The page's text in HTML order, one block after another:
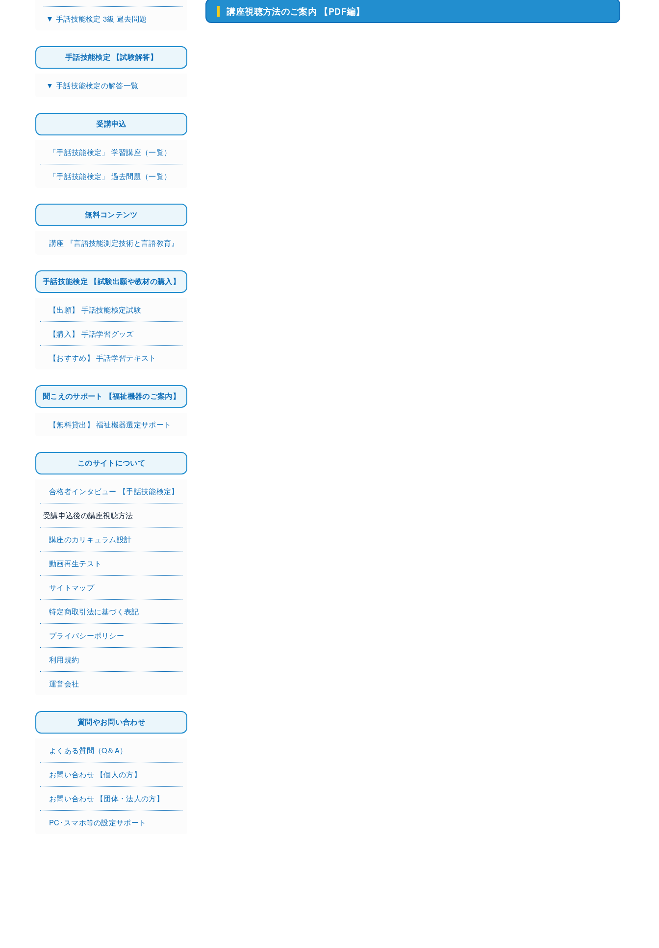
▼ 手話技能検定 3級 過去問題
手話技能検定 【試験解答】
▼ 手話技能検定の解答一覧
受講申込
「手話技能検定」 学習講座（一覧）
「手話技能検定」 過去問題（一覧）
無料コンテンツ
講座 『言語技能測定技術と言語教育』
手話技能検定 【試験出願や教材の購入】
【出願】 手話技能検定試験
【購入】 手話学習グッズ
【おすすめ】 手話学習テキスト
聞こえのサポート 【福祉機器のご案内】
【無料貸出】 福祉機器選定サポート
このサイトについて
合格者インタビュー 【手話技能検定】
受講申込後の講座視聴方法
講座のカリキュラム設計
動画再生テスト
サイトマップ
特定商取引法に基づく表記
プライバシーポリシー
利用規約
運営会社
質問やお問い合わせ
よくある質問（Q＆A）
お問い合わせ 【個人の方】
お問い合わせ 【団体・法人の方】
PC･スマホ等の設定サポート
講座視聴方法のご案内 【PDF編】